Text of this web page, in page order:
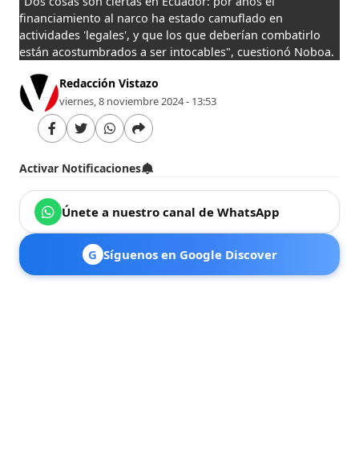
financiamiento al narco ha estado camuflado en
actividades 'legales', y que los que deberían combatirlo
están acostumbrados a ser intocables", cuestionó Noboa.
Redacción Vistazo
viernes, 8 noviembre 2024 - 13:53
Activar Notificaciones
Únete a nuestro canal de WhatsApp
G Síguenos en Google Discover